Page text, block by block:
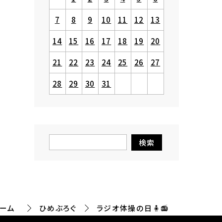
7 8 9 10 11 12 13
14 15 16 17 18 19 20
21 22 23 24 25 26 27
28 29 30 31
ム ひめぶろぐ ラジオ体操の日🧍📻